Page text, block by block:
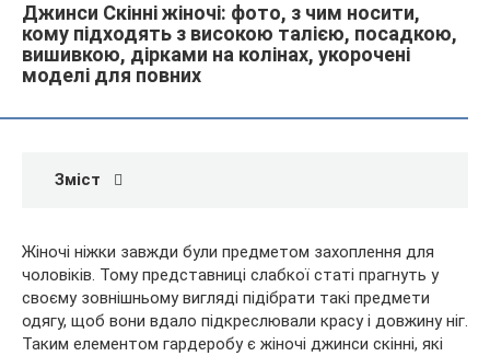
Джинси Скінні жіночі: фото, з чим носити,
кому підходять з високою талією, посадкою,
вишивкою, дірками на колінах, укорочені
моделі для повних
Зміст
Жіночі ніжки завжди були предметом захоплення для
чоловіків. Тому представниці слабкої статі прагнуть у
своєму зовнішньому вигляді підібрати такі предмети
одягу, щоб вони вдало підкреслювали красу і довжину ніг.
Таким елементом гардеробу є жіночі джинси скінні, які